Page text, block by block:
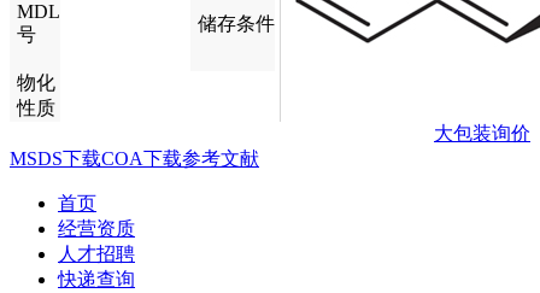
MDL
号
储存条件
物化
性质
大包装询价
MSDS下载COA下载参考文献
首页
经营资质
人才招聘
快递查询